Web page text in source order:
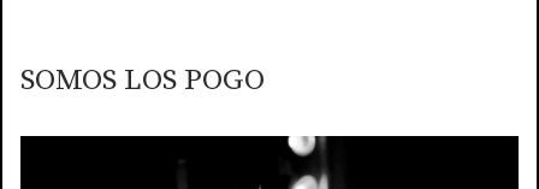
SOMOS LOS POGO